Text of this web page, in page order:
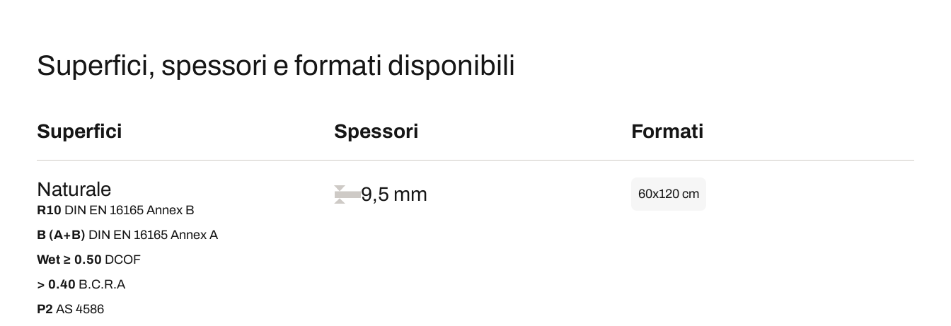
Superfici, spessori e formati disponibili
Superfici Spessori Formati
Naturale
R10 DIN EN 16165 Annex B
B (A+B) DIN EN 16165 Annex A
Wet ≥ 0.50 DCOF
> 0.40 B.C.R.A
P2 AS 4586
9,5 mm 60x120 cm